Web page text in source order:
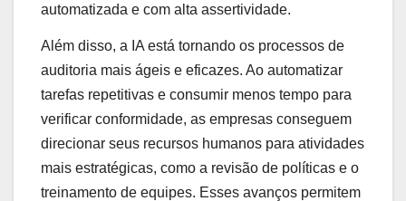
automatizada e com alta assertividade.
Além disso, a IA está tornando os processos de
auditoria mais ágeis e eficazes. Ao automatizar
tarefas repetitivas e consumir menos tempo para
verificar conformidade, as empresas conseguem
direcionar seus recursos humanos para atividades
mais estratégicas, como a revisão de políticas e o
treinamento de equipes. Esses avanços permitem